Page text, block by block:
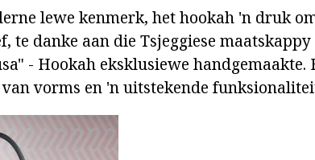
lewe kenmerk, het hookah 'n druk
te danke aan die Tsjeggiese maatskappy
- Hookah eksklusiewe handgemaakte.
vorms en 'n uitstekende